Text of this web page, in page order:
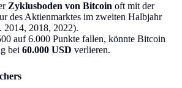
Zyklusboden von Bitcoin oft mit der
des Aktienmarktes im zweiten Halbjahr
2014, 2018, 2022).
auf 6.000 Punkte fallen, könnte Bitcoin
bei 60.000 USD verlieren.